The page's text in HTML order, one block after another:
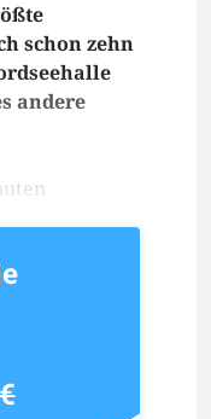
schon zehn
andere